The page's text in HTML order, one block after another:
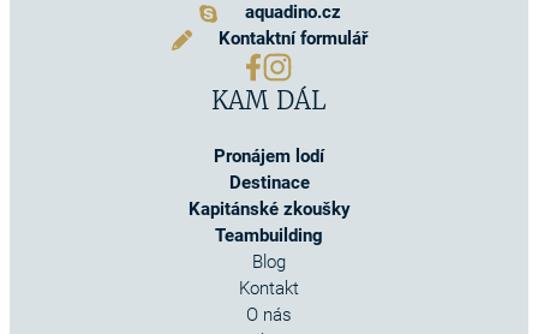
aquadino.cz
Kontaktní formulář
KAM DÁL
Pronájem lodí
Destinace
Kapitánské zkoušky
Teambuilding
Blog
Kontakt
O nás